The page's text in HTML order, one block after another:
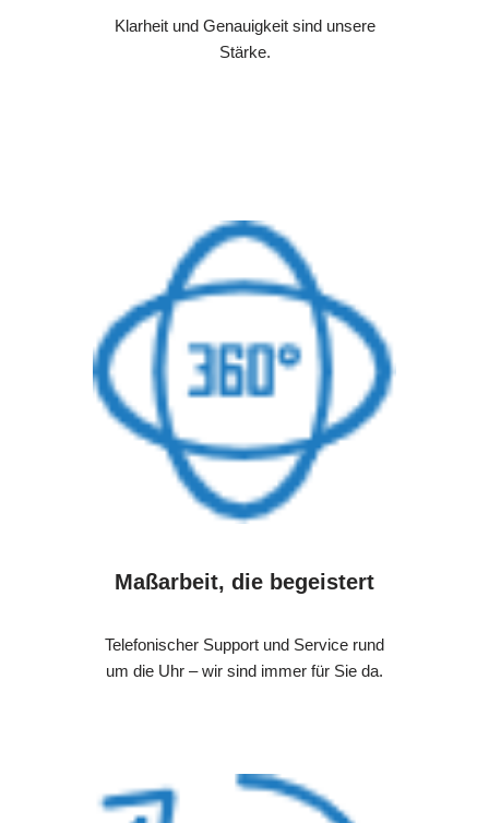
Klarheit und Genauigkeit sind unsere
Stärke.
Maßarbeit, die begeistert
Telefonischer Support und Service rund
um die Uhr – wir sind immer für Sie da.